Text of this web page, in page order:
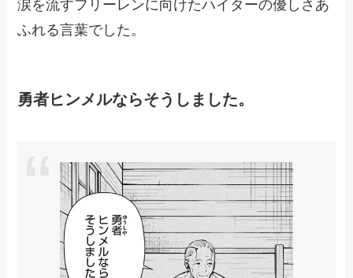
涙を流すフリーレンに向けたハイターの優しさあ
ふれる言葉でした。
勇者ヒンメルならそうしました。